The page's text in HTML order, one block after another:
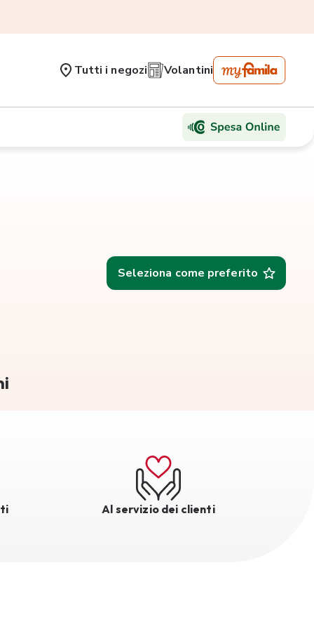
Tutti i negozi Volantini
Seleziona come preferito
Al servizio dei clienti